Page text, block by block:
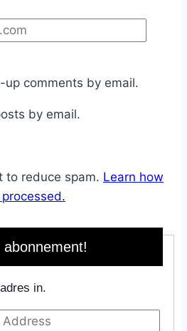
comments by email.
by email.
to reduce spam. Learn how
abonnement!
in.